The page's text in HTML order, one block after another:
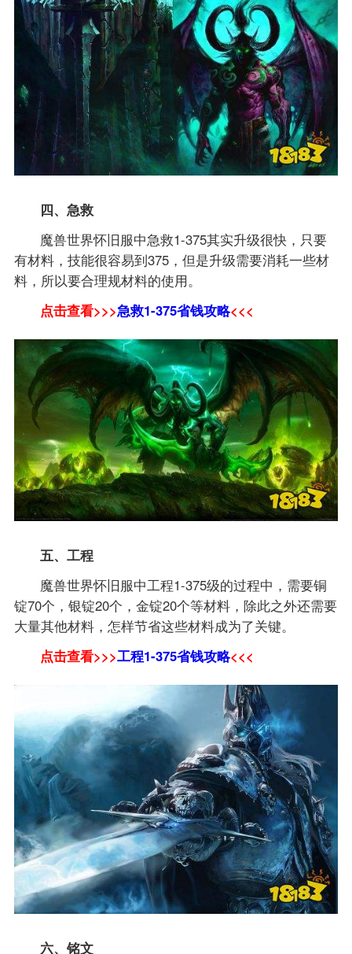
四、急救
魔兽世界怀旧服中急救1-375其实升级很快，只要
有材料，技能很容易到375，但是升级需要消耗一些材
料，所以要合理规材料的使用。
点击查看>>>急救1-375省钱攻略<<<
五、工程
魔兽世界怀旧服中工程1-375级的过程中，需要铜
锭70个，银锭20个，金锭20个等材料，除此之外还需要
大量其他材料，怎样节省这些材料成为了关键。
点击查看>>>工程1-375省钱攻略<<<
六、铭文